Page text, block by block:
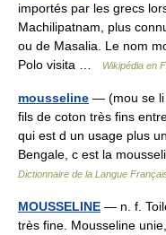
importés par les grecs
Machilipatnam, plus
ou de Masalia. Le nom
Polo visita …
Wikipédia en
mousseline — (mou se li
fils de coton très fins
qui est d un usage plus
Bengale, c est la
Dictionnaire de la Langue
MOUSSELINE — n. f.
très fine. Mousseline